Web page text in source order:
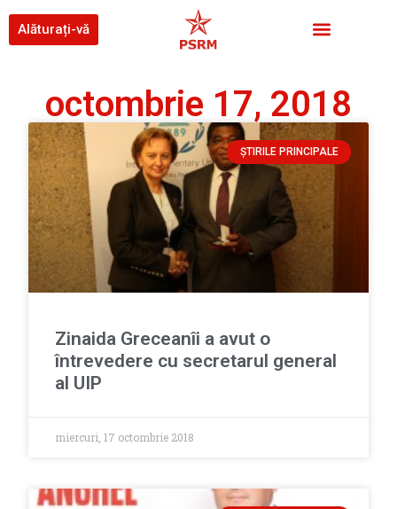
Alăturați-vă
octombrie 17, 2018
ȘTIRILE PRINCIPALE
Zinaida Greceanîi a avut o
întrevedere cu secretarul general
al UIP
miercuri, 17 octombrie 2018